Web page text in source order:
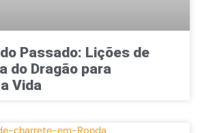
Passado: Lições de
do Dragão para
Vida